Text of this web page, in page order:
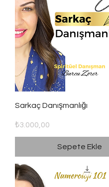
Sarkaç Danışmanlığı
Fiyat
₺3.000,00
Sepete Ekle